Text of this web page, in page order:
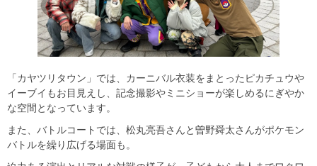
「カヤツリタウン」では、カーニバル衣装をまとったピカチュウや
イーブイもお目見えし、記念撮影やミニショーが楽しめるにぎやか
な空間となっています。
また、バトルコートでは、松丸亮吾さんと曽野舜太さんがポケモン
バトルを繰り広げる場面も。